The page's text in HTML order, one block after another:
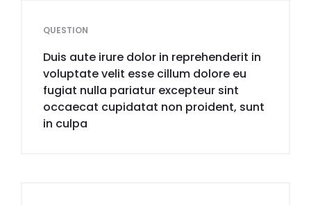
QUESTION
Duis aute irure dolor in reprehenderit in
voluptate velit esse cillum dolore eu
fugiat nulla pariatur excepteur sint
occaecat cupidatat non proident, sunt
in culpa